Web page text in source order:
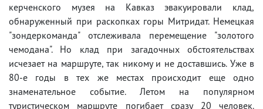
керченского музея на Кавказ эвакуировали клад,
обнаруженный при раскопках горы Митридат. Немецкая
"зондеркоманда" отслеживала перемещение "золотого
чемодана". Но клад при загадочных обстоятельствах
исчезает на маршруте, так никому и не доставшись. Уже в
80-е годы в тех же местах происходит еще одно
знаменательное событие. Летом на популярном
туристическом маршруте погибает сразу 20 человек.